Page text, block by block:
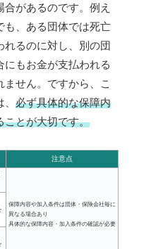
があるのです。例え
も、ある団体では死亡
れるのに対し、別の団
もお金が支払われる
せん。ですから、こ
必ず具体的な保障内
ことが大切です。
注意点
保障内容や加入条件は団体・保険会社毎に
異なる場合あり
具体的な保障内容・加入条件の確認が必要